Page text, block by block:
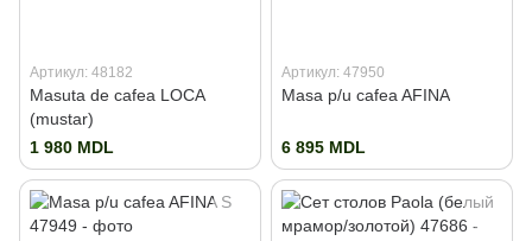
Артикул: 48182
Masuta de cafea LOCA
(mustar)
1 980 MDL
Артикул: 47950
Masa p/u cafea AFINA
6 895 MDL